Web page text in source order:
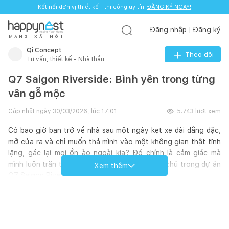
Kết nối đơn vị thiết kế - thi công uy tín. ĐĂNG KÝ NGAY!
M Ạ N G X Ã H Ộ I
Đăng nhập Đăng ký
Qi Concept
Tư vấn, thiết kế - Nhà thầu
Theo dõi
Q7 Saigon Riverside: Bình yên trong từng
vân gỗ mộc
Cập nhật ngày 30/03/2026, lúc 17:01 5.743 lượt xem
Có bao giờ bạn trở về nhà sau một ngày kẹt xe dài dằng dặc,
mở cửa ra và chỉ muốn thả mình vào một không gian thật tĩnh
lặng, gác lại mọi ồn ào ngoài kia? Đó chính là cảm giác mà
mình luôn trăn trở và muốn mang đến cho gia chủ trong dự án
Q7 Saigon Riverside lần này.
Xem thêm